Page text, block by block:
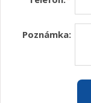
Poznámka: